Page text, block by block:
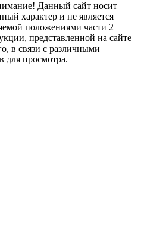
Данный сайт носит
характер и не является
положениями части 2
представленной на сайте
в связи с различными
для просмотра.